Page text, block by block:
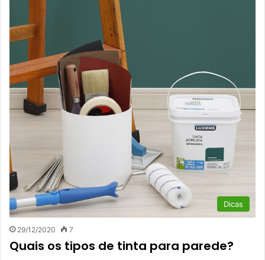
Dicas
29/12/2020 7
Quais os tipos de tinta para parede?